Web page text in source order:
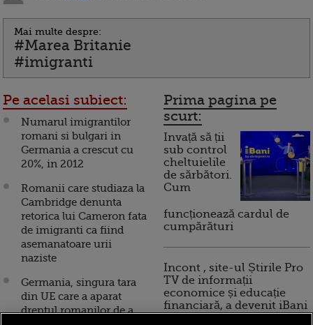
Mai multe despre:
#Marea Britanie
#imigranti
Pe acelasi subiect:
Numarul imigrantilor
romani si bulgari in
Germania a crescut cu
20%, in 2012
Romanii care studiaza la
Cambridge denunta
retorica lui Cameron fata
de imigranti ca fiind
asemanatoare urii
naziste
Germania, singura tara
din UE care a aparat
dreptul romanilor de a
Prima pagina pe
scurt:
Invață să ții
sub control
cheltuielile
de sărbători.
Cum
funcționează cardul de
cumpărături
Incont , site-ul Știrile Pro
TV de informații
economice și educație
financiară, a devenit iBani